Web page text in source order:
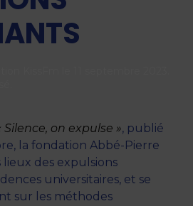
Silence, on expulse », publié
la fondation Abbé-Pierre
des expulsions
universitaires, et se
sur les méthodes